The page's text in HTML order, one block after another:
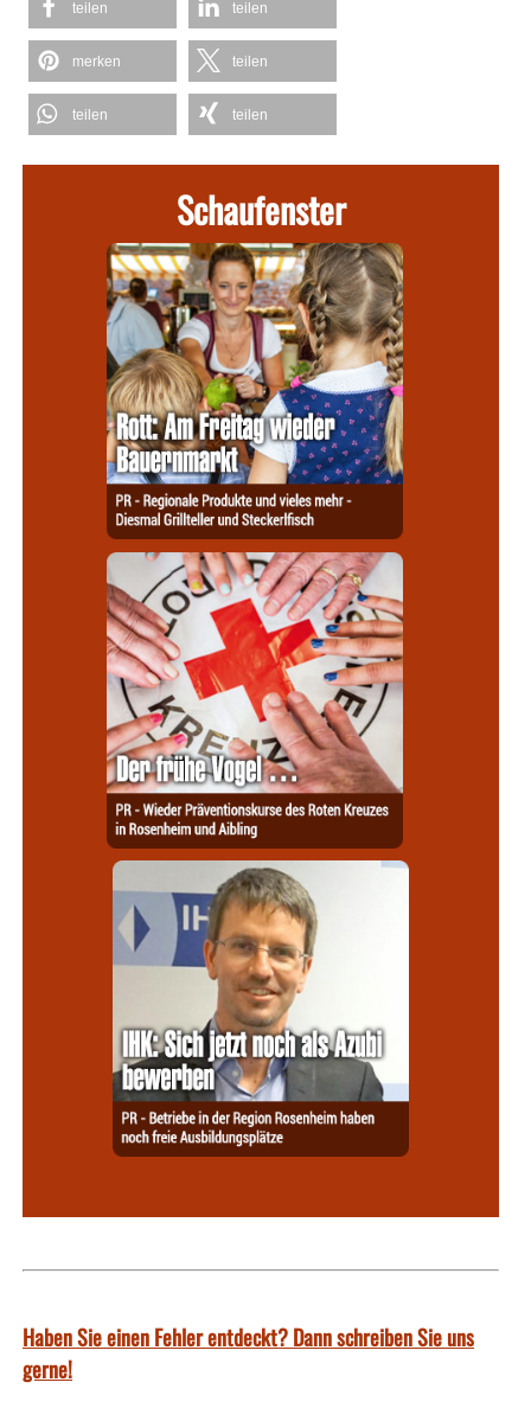
teilen teilen
merken teilen
teilen teilen
Schaufenster
Haben Sie einen Fehler entdeckt? Dann schreiben Sie uns
gerne!